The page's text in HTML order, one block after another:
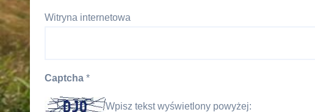
Witryna internetowa
Captcha *
Wpisz tekst wyświetlony powyżej: